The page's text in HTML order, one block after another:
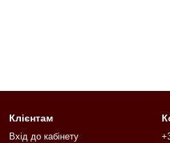
Клієнтам
Вхід до кабінету